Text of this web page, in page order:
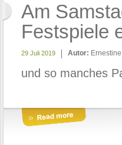
Am
Festspiele
29 Juli 2019 Autor:
und so manches